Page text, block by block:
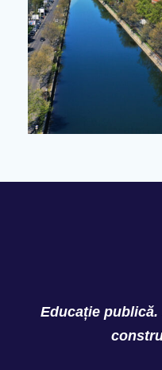
Educație